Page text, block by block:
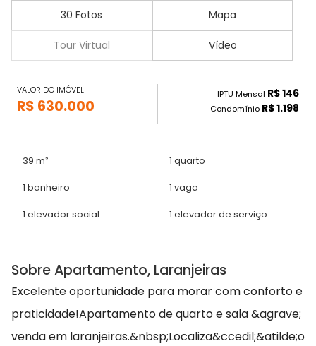
30 Fotos Mapa
Tour Virtual Vídeo
VALOR DO IMÓVEL
R$ 630.000
IPTU Mensal R$ 146
Condomínio R$ 1.198
39 m² 1 quarto
1 banheiro 1 vaga
1 elevador social 1 elevador de serviço
Sobre Apartamento, Laranjeiras
Excelente oportunidade para morar com conforto e
praticidade!Apartamento de quarto e sala &agrave;
venda em laranjeiras.&nbsp;Localiza&ccedil;&atilde;o